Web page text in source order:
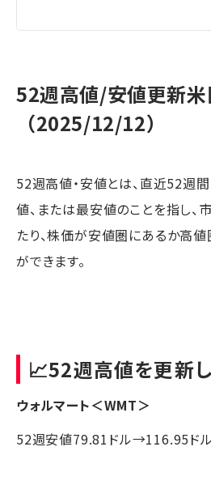
52週高値/安値更新
（2025/12/12）
52週高値・安値とは、直近52週
値、または最安値のことを指し、
たり、株価が安値圏にあるか高
ができます。
📈52週高値を更新
ウォルマート＜WMT＞
52週安値79.81ドル→116.95ドル